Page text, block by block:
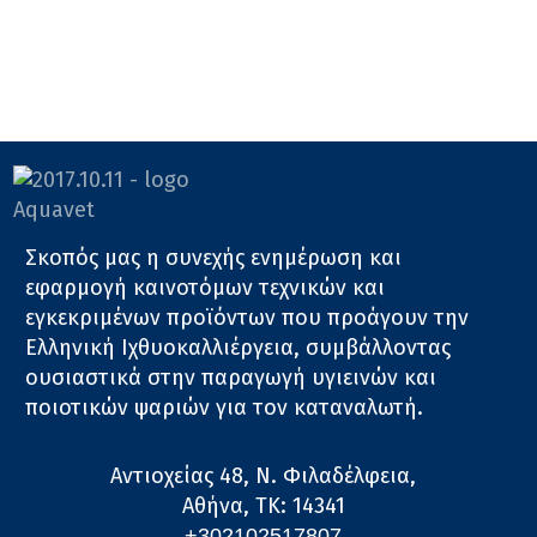
Σκοπός μας η συνεχής ενημέρωση και
εφαρμογή καινοτόμων τεχνικών και
εγκεκριμένων προϊόντων που προάγουν την
Ελληνική Ιχθυοκαλλιέργεια, συμβάλλοντας
ουσιαστικά στην παραγωγή υγιεινών και
ποιοτικών ψαριών για τον καταναλωτή.
Αντιοχείας 48, Ν. Φιλαδέλφεια,
Αθήνα, ΤΚ: 14341